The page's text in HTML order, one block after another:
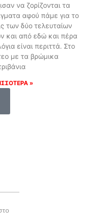
να ζορίζονται τα
αφού πάμε για το
των δύο τελευταίων
και από εδώ και πέρα
είναι περιττά. Στο
με τα βρώμικα
»